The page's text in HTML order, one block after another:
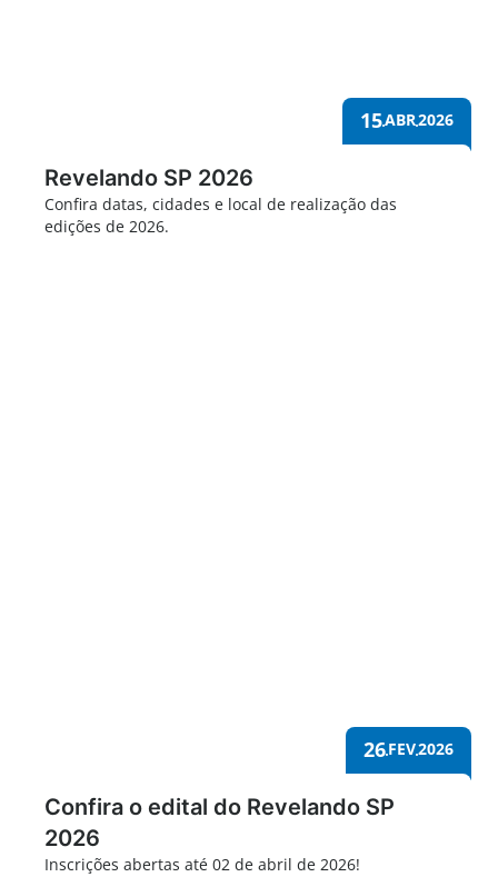
15ABR2026
Revelando SP 2026
Confira datas, cidades e local de realização das
edições de 2026.
26FEV2026
Confira o edital do Revelando SP
2026
Inscrições abertas até 02 de abril de 2026!